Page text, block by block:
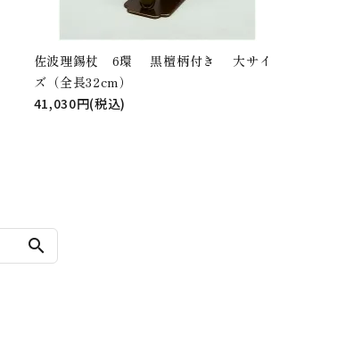
佐波理錫杖 6環 黒檀柄付き 大サイ
ズ（全長32cm）
41,030円(税込)
search